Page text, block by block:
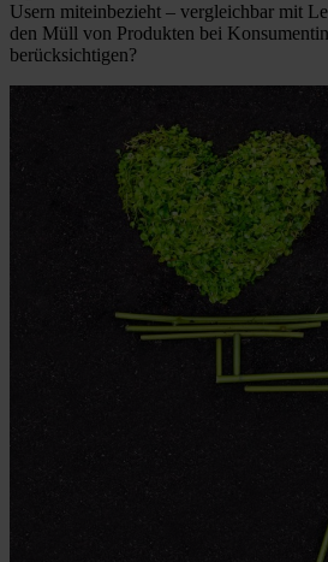
Usern miteinbezieht – vergleichbar mit
den Müll von Produkten bei
berücksichtigen?